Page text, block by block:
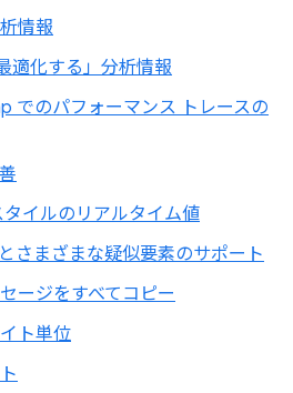
情報
適化する」分析情報
でのパフォーマンス トレースの
イルのリアルタイム値
さまざまな疑似要素のサポート
ージをすべてコピー
ト単位